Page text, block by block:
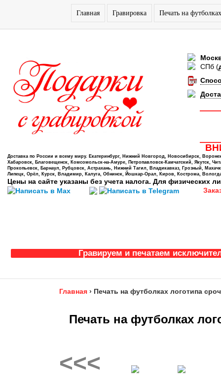
Главная Гравировка Печать на футболках
СПб (
Доставка по России и всему миру. Екатеринбург, Нижний Новгород, Новосибирск,
Хабаровск, Благовещенск, Комсомольск-на-Амуре, Петропавловск-Камчатский, Якутск,
Прокопьевск, Барнаул, Рубцовск, Астрахань, Нижний Тагил, Владикавказ, Грозный,
Липецк, Орёл, Курск, Владимир, Калуга, Обнинск, Йошкар-Орал, Киров, Кострома,
Цены на сайте указаны без учета налога. Для физических
Гравируем и печатаем
Главная › Печать на футболках логотипа
Печать на футболках
<<<